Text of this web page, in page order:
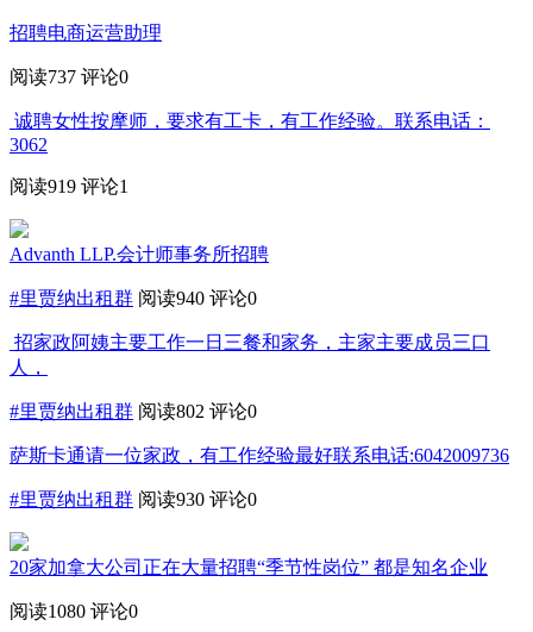
招聘电商运营助理
阅读737 评论0
诚聘女性按摩师，要求有工卡，有工作经验。联系电话：
3062
阅读919 评论1
Advanth LLP.会计师事务所招聘
#里贾纳出租群 阅读940 评论0
招家政阿姨主要工作一日三餐和家务，主家主要成员三口
人，
#里贾纳出租群 阅读802 评论0
萨斯卡通请一位家政，有工作经验最好联系电话:6042009736
#里贾纳出租群 阅读930 评论0
20家加拿大公司正在大量招聘“季节性岗位” 都是知名企业
阅读1080 评论0